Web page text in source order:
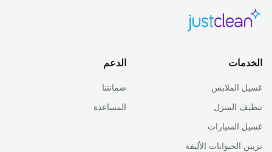
الخدمات
غسيل الملابس
تنظيف المنزل
غسيل السيارات
تزيين الحيوانات الأليفة
الدعم
ضمانتنا
المساعدة